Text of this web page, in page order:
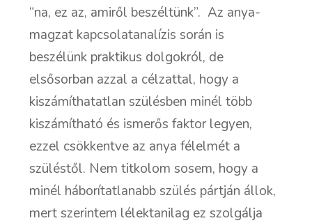
“na, ez az, amiről beszéltünk”. Az anya-
magzat kapcsolatanalízis során is
beszélünk praktikus dolgokról, de
elsősorban azzal a célzattal, hogy a
kiszámíthatatlan szülésben minél több
kiszámítható és ismerős faktor legyen,
ezzel csökkentve az anya félelmét a
szüléstől. Nem titkolom sosem, hogy a
minél háborítatlanabb szülés pártján állok,
mert szerintem lélektanilag ez szolgálja